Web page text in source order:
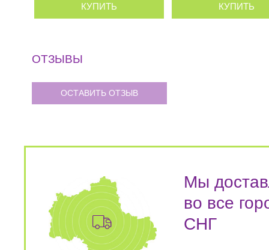
КУПИТЬ КУПИТЬ
ОТЗЫВЫ
ОСТАВИТЬ ОТЗЫВ
Мы
во все
СНГ